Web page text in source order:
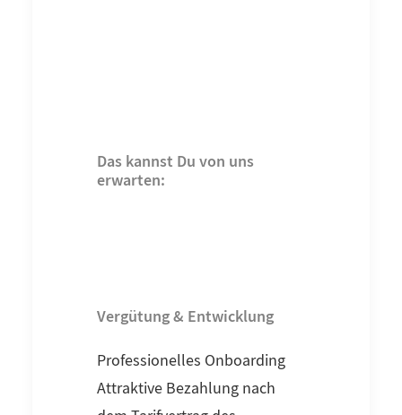
Das kannst Du von uns
erwarten:
Vergütung & Entwicklung
Professionelles Onboarding
Attraktive Bezahlung nach